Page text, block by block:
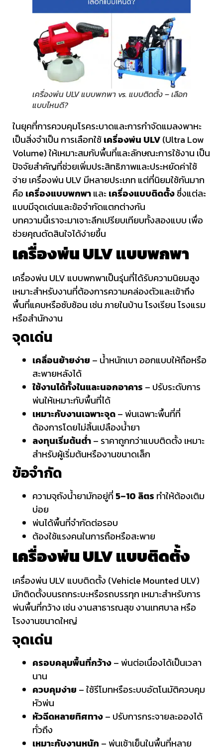
เครื่องพ่น ULV แบบพกพา vs. แบบติดตั้ง – เลือก
แบบไหนดี?
ในยุคที่การควบคุมโรคระบาดและการกำจัดแมลงพาหะ
เป็นสิ่งจำเป็น การเลือกใช้เครื่องพ่น ULV(Ultra Low
Volume) ให้เหมาะสมกับพื้นที่และลักษณะการใช้งาน เป็น
ปัจจัยสำคัญที่ช่วยเพิ่มประสิทธิภาพและประหยัดค่าใช้
จ่าย เครื่องพ่น ULV มีหลายประเภท แต่ที่นิยมใช้กันมาก
คือ เครื่องแบบพกพาและเครื่องแบบติดตั้งซึ่งแต่ละ
แบบมีจุดเด่นและข้อจำกัดแตกต่างกัน
บทความนี้เราจะมาเจาะลึกเปรียบเทียบทั้งสองแบบ เพื่อ
ช่วยคุณตัดสินใจได้ง่ายขึ้น
เครื่องพ่น ULV แบบพกพา
เครื่องพ่น ULV แบบพกพาเป็นรุ่นที่ได้รับความนิยมสูง
เหมาะสำหรับงานที่ต้องการความคล่องตัวและเข้าถึง
พื้นที่แคบหรือซับซ้อน เช่น ภายในบ้าน โรงเรียน โรงแรม
หรือสำนักงาน
จุดเด่น
เคลื่อนย้ายง่าย – น้ำหนักเบา ออกแบบให้ถือหรือ
สะพายหลังได้
ใช้งานได้ทั้งในและนอกอาคาร – ปรับระดับการ
พ่นให้เหมาะกับพื้นที่ได้
เหมาะกับงานเฉพาะจุด– พ่นเฉพาะพื้นที่ที่
ต้องการโดยไม่สิ้นเปลืองน้ำยา
ลงทุนเริ่มต้นต่ำ– ราคาถูกกว่าแบบติดตั้ง เหมาะ
สำหรับผู้เริ่มต้นหรืองานขนาดเล็ก
ข้อจำกัด
ความจุถังน้ำยามักอยู่ที่ 5–10 ลิตร ทำให้ต้องเติม
บ่อย
พ่นได้พื้นที่จำกัดต่อรอบ
ต้องใช้แรงคนในการถือหรือสะพาย
เครื่องพ่น ULV แบบติดตั้ง
เครื่องพ่น ULV แบบติดตั้ง (Vehicle Mounted ULV)
มักติดตั้งบนรถกระบะหรือรถบรรทุก เหมาะสำหรับการ
พ่นพื้นที่กว้าง เช่น งานสาธารณสุข งานเทศบาล หรือ
โรงงานขนาดใหญ่
จุดเด่น
ครอบคลุมพื้นที่กว้าง– พ่นต่อเนื่องได้เป็นเวลา
นาน
ควบคุมง่าย – ใช้รีโมทหรือระบบอัตโนมัติควบคุม
หัวพ่น
หัวฉีดหลายทิศทาง– ปรับการกระจายละอองได้
ทั่วถึง
เหมาะกับงานหนัก – พ่นเช้าเย็นในพื้นที่หลาย